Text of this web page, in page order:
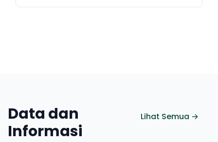
Data dan
Informasi
Lihat Semua →